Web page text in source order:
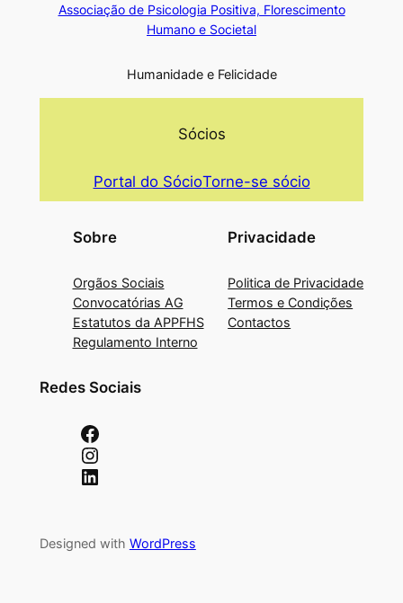
Associação de Psicologia Positiva, Florescimento
Humano e Societal
Humanidade e Felicidade
Sócios
Portal do SócioTorne-se sócio
Sobre
Orgãos Sociais
Convocatórias AG
Estatutos da APPFHS
Regulamento Interno
Privacidade
Politica de Privacidade
Termos e Condições
Contactos
Redes Sociais
Facebook
Instagram
LinkedIn
Designed with WordPress